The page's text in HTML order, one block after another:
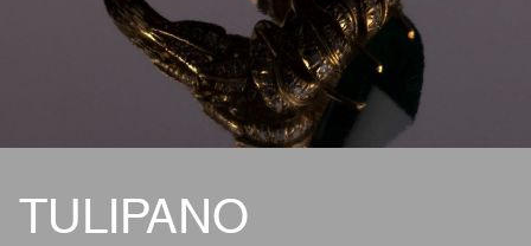
TULIPANO